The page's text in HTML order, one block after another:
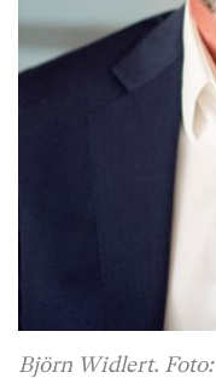
Björn Widlert.